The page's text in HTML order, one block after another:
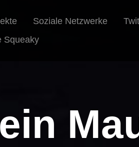
Soziale Netzwerke
Squeaky